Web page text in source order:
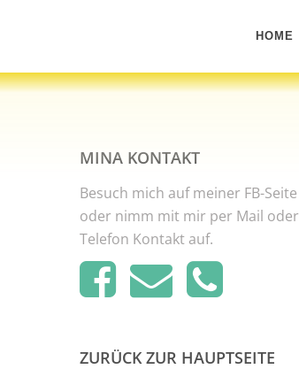
HOME
MINA KONTAKT
Besuch mich auf meiner FB-Seite
oder nimm mit mir per Mail oder
Telefon Kontakt auf.
ZURÜCK ZUR HAUPTSEITE